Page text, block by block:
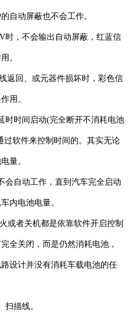
自动屏蔽也不会工作。
时，不会输出自动屏蔽，红蓝信
。
返回、或元器件损坏时，彩色信
用。
时时间启动(完全断开不消耗电池
过软件来控制时间的。其实无论
量。
会自动工作，直到汽车完全启动
内电池电量。
或者关机都是依靠软件开启控制
全关闭，而是仍然消耗电池，
设计并没有消耗车载电池的任
描线。